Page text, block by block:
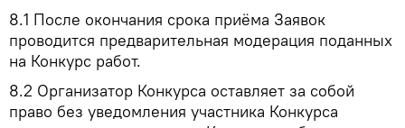
8.1 После окончания срока приёма Заявок
проводится предварительная модерация поданных
на Конкурс работ.
8.2 Организатор Конкурса оставляет за собой
право без уведомления участника Конкурса